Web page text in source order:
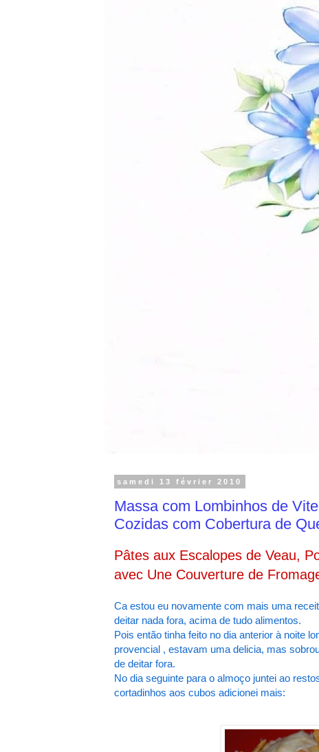
samedi 13 février 2010
Massa com Lombinhos de
Cozidas com Cobertura de
Pâtes aux Escalopes de Veau,
avec Une Couverture de
Ca estou eu novamente com mais uma
deitar nada fora, acima de tudo alimentos.
Pois então tinha feito no dia anterior à noite
provencial , estavam uma delicia, mas
de deitar fora.
No dia seguinte para o almoço juntei ao
cortadinhos aos cubos adicionei mais: